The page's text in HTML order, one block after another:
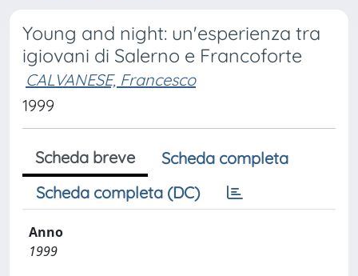
Young and night: un'esperienza tra
igiovani di Salerno e Francoforte
CALVANESE, Francesco
1999
Scheda breve
Scheda completa
Scheda completa (DC)
Anno
1999